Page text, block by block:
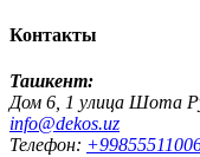
Контакты
Ташкент:
Дом 6, 1 улица Шота
info@dekos.uz
Телефон: